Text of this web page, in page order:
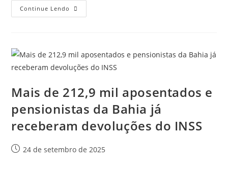
Continue Lendo
Mais de 212,9 mil aposentados e
pensionistas da Bahia já
receberam devoluções do INSS
24 de setembro de 2025